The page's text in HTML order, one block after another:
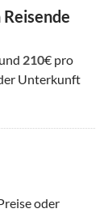
210€ pro
Unterkunft
oder